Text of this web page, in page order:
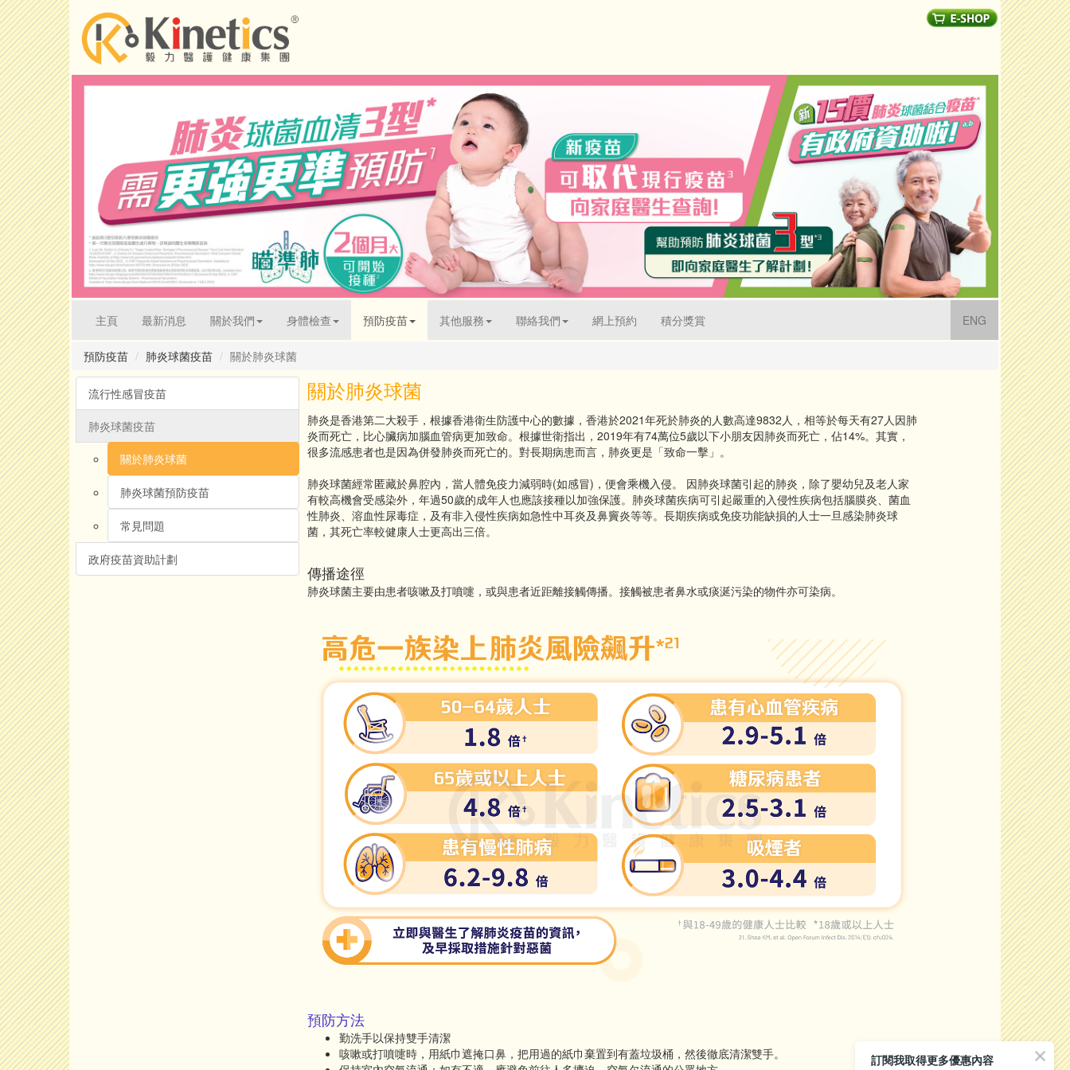
主頁(current)最新消息 關於我們 身體檢查 預防疫苗 其他服務 聯絡我們 網上預約 積分獎賞 ENG (current)
預防疫苗 肺炎球菌疫苗 關於肺炎球菌
流行性感冒疫苗
肺炎球菌疫苗
關於肺炎球菌
肺炎球菌預防疫苗
常見問題
政府疫苗資助計劃
關於肺炎球菌
肺炎是香港第二大殺手，根據香港衛生防護中心的數據，香港於2021年死於肺炎的人數高達9832人，相等於每天有27人因肺
炎而死亡，比心臟病加腦血管病更加致命。根據世衛指出，2019年有74萬位5歲以下小朋友因肺炎而死亡，佔14%。其實，
很多流感患者也是因為併發肺炎而死亡的。對長期病患而言，肺炎更是「致命一擊」。
肺炎球菌經常匿藏於鼻腔內，當人體免疫力減弱時(如感冒)，便會乘機入侵。 因肺炎球菌引起的肺炎，除了嬰幼兒及老人家
有較高機會受感染外，年過50歲的成年人也應該接種以加強保護。肺炎球菌疾病可引起嚴重的入侵性疾病包括腦膜炎、菌血
性肺炎、溶血性尿毒症，及有非入侵性疾病如急性中耳炎及鼻竇炎等等。長期疾病或免疫功能缺損的人士一旦感染肺炎球
菌，其死亡率較健康人士更高出三倍。
傳播途徑
肺炎球菌主要由患者咳嗽及打噴嚏，或與患者近距離接觸傳播。接觸被患者鼻水或痰涎污染的物件亦可染病。
預防方法
勤洗手以保持雙手清潔
咳嗽或打噴嚏時，用紙巾遮掩口鼻，把用過的紙巾棄置到有蓋垃圾桶，然後徹底清潔雙手。
訂閱我取得更多優惠內容